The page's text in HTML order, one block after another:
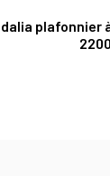
dalia plafonnier